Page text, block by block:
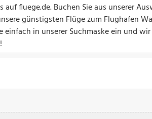
fluege.de. Buchen Sie aus unserer
günstigsten Flüge zum Flughafen
in unserer Suchmaske ein und